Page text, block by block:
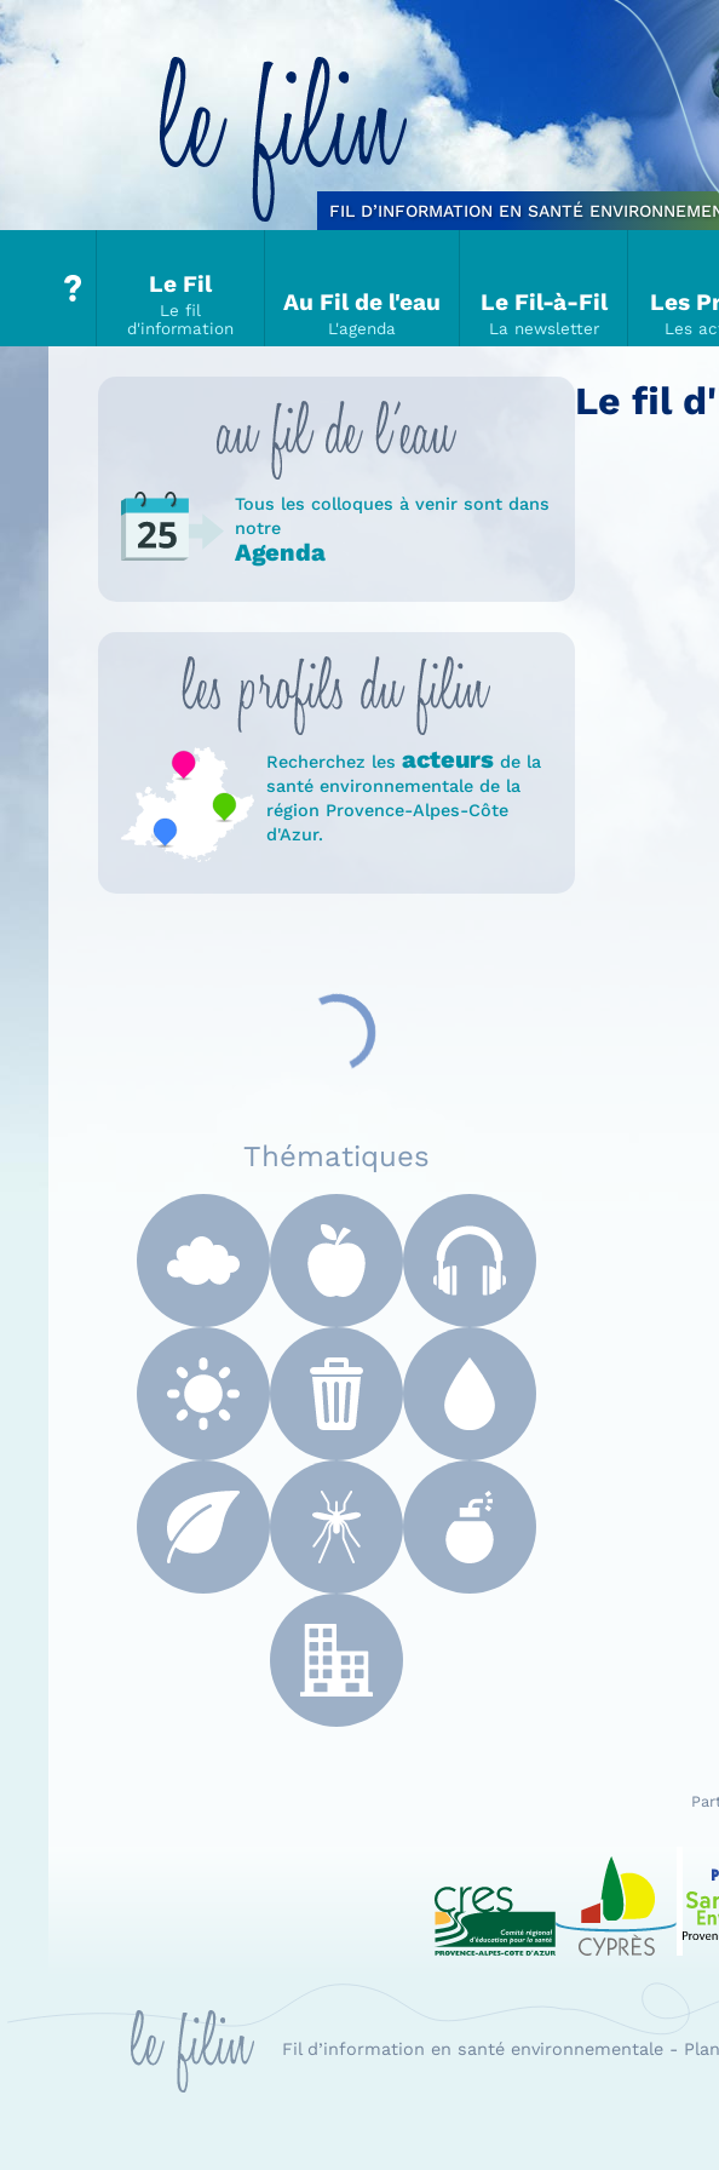
FIL D’INFORMATION EN SANTÉ
Le Fil
Au Fil de l'eau Le Fil-à-Fil Les
Tous les colloques à venir sont dans
notre
Agenda
Recherchez lesacteurs de la
santé environnementale de la
région Provence-Alpes-Côte
d'Azur.
Thématiques
Le fil
Fil d’information en santé environnementale-